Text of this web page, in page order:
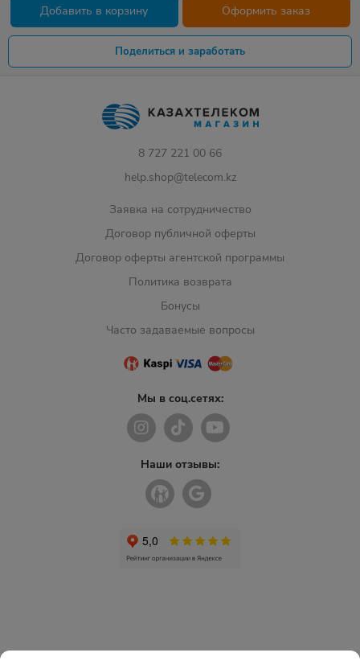
Добавить в корзину Оформить заказ
Поделиться и заработать
8 727 221 00 66
help.shop@telecom.kz
Заявка на сотрудничество
Договор публичной оферты
Договор оферты агентской программы
Политика возврата
Бонусы
Часто задаваемые вопросы
Мы в соц.сетях:
Наши отзывы: